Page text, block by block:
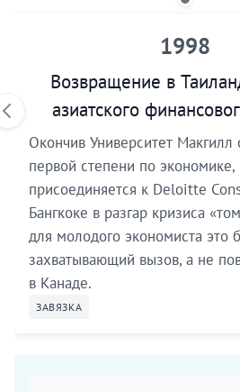
1998
Возвращение в
азиатского
Окончив Университет
первой степени по экономике,
присоединяется к Deloitte
Бангкоке в разгар кризиса
для молодого экономиста это
захватывающий вызов, а не
в Канаде.
ЗАВЯЗКА